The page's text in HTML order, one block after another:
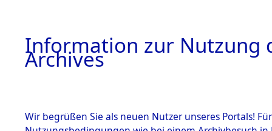
Information zur Nutzung
Archives
Wir begrüßen Sie als neuen Nutzer unseres Portals!